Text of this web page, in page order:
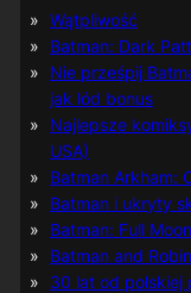
Wątpliwość
Batman: Dark
Nie prześpij
jak lód bonus
Najlepsze
USA)
Batman Arkham:
Batman i ukryty
Batman: Full
Batman and
30 lat od polskiej